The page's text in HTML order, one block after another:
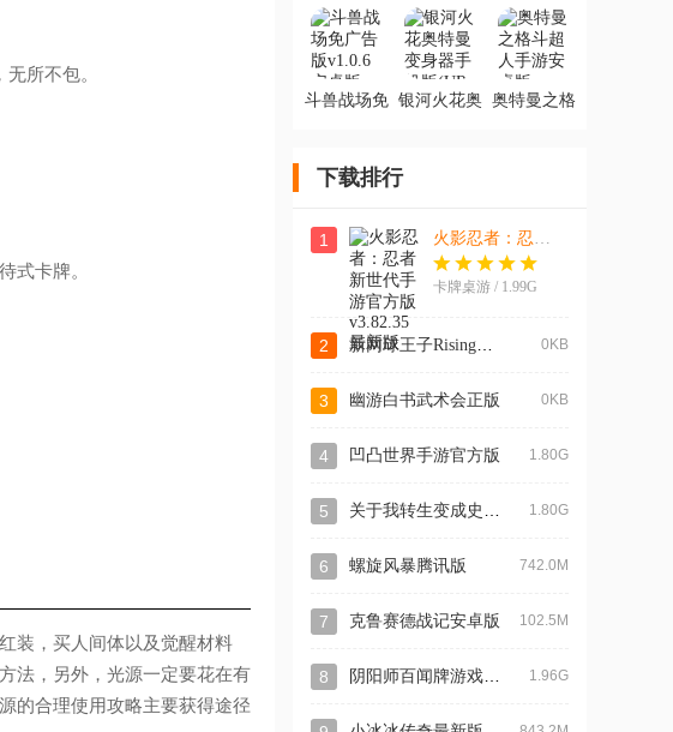
所不包。
式卡牌。
装，买人间体以及觉醒材料
法，另外，光源一定要花在有
的合理使用攻略主要获得途径
版
新版
机版
斗兽战场免 银河火花奥 奥特曼之格
下载排行
1 火影忍者：忍者新世代手游官方版
卡牌桌游 / 1.99G
2 0KB
3 幽游白书武术会正版 0KB
4 凹凸世界手游官方版 1.80G
5 1.80G
6 螺旋风暴腾讯版 742.0M
7 克鲁赛德战记安卓版 102.5M
8 1.96G